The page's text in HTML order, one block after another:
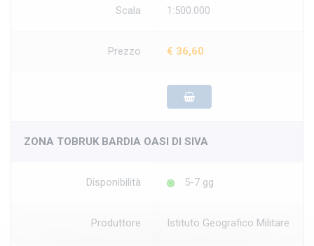
Scala 1:500.000
Prezzo € 36,60
ZONA TOBRUK BARDIA OASI DI SIVA
Disponibilità 5-7 gg
Produttore Istituto Geografico Militare